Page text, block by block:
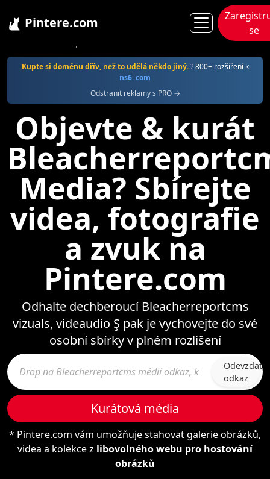
Pintere.com
se
Kupte si doménu dřív, než to udělá někdo jiný.? 800+ rozšíření k
ns6. com
Odstranit reklamy s PRO →
Objevte & kurát
Media? Sbírejte
videa, fotografie
a zvuk na
Pintere.com
Odhalte dechberoucí Bleacherreportcms
vizuals, videaudio Ş pak je vychovejte do své
osobní sbírky v plném rozlišení
Odevzdat
odkaz
Kurátová média
* Pintere.com vám umožňuje stahovat galerie obrázků,
videa a kolekce z libovolného webu pro hostování
obrázků